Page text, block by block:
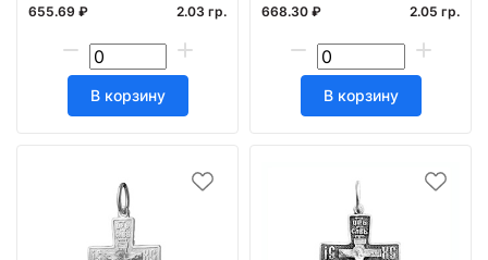
655.69 ₽
2.03 гр.
В корзину
668.30 ₽
2.05 гр.
В корзину